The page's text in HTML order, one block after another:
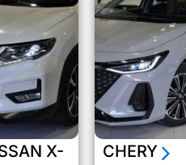
X-
CHERY